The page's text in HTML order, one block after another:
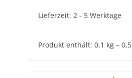
Lieferzeit: 2 - 5 Werktage
Produkt enthält: 0,1 kg – 0,5